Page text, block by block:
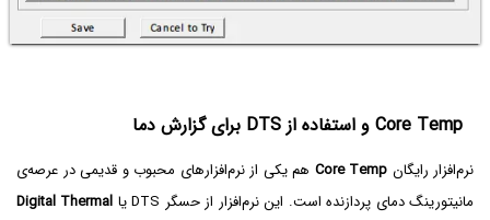
Core Temp و استفاده از DTS برای گزارش دما
نرم‌افزار رایگان Core Temp هم یکی از نرم‌افزارهای محبوب و قدیمی در عرصه‌ی
مانیتورینگ دمای پردازنده است. این نرم‌افزار از حسگر DTS یا
Digital Thermal